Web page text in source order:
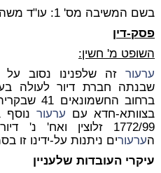
בשם המשיבה מס' 1: עו"ד משה קמר
פסק-דין
השופט מ' חשין:
ערעורזה שלפנינו נסוב על
שבנתה חברת דיור לעולה
ברחוב החשמונאים 41 שבקרית מוצקין. שמענו את ה
בצוותא-חדא עם ערעורנוסף
1772/99 זלוצין ואח'
הערעורים ניתנות על-ידינו זו
עיקרי העובדות שלעניין